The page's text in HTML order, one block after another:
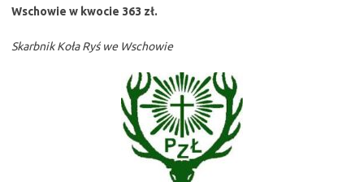
Wschowie w kwocie 363 zł.
Skarbnik Koła Ryś we Wschowie